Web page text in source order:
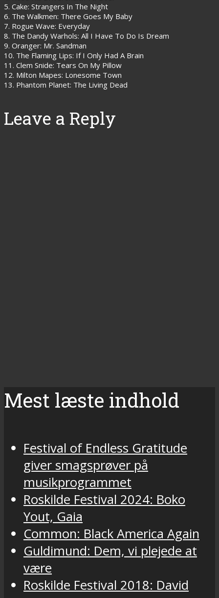
5. Cake: Strangers In The Night
6. The Walkmen: There Goes My Baby
7. Rogue Wave: Everyday
8. The Dandy Warhols: All I Have To Do Is Dream
9. Oranger: Mr. Sandman
10. The Flaming Lips: If I Only Had A Brain
11. Clem Snide: Tears On My Pillow
12. Milton Mapes: Lonesome Town
13. Phantom Planet: The Living Dead
Leave a Reply
Mest læste indhold
Festival of Endless Gratitude
giver smagsprøver på
musikprogrammet
Roskilde Festival 2024: Boko
Yout, Gaia
Common: Black America Again
Guldimund: Dem, vi plejede at
være
Roskilde Festival 2018: David